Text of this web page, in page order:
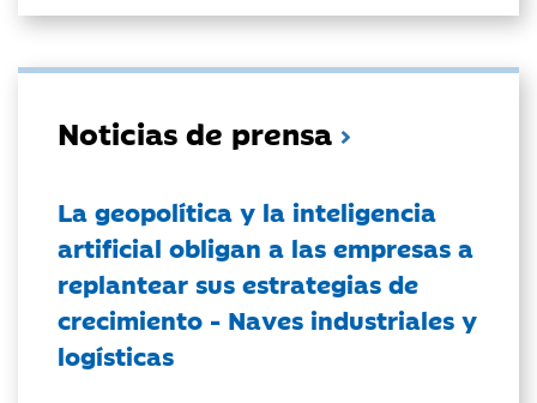
Noticias de prensa
La geopolítica y la inteligencia
artificial obligan a las empresas a
replantear sus estrategias de
crecimiento - Naves industriales y
logísticas